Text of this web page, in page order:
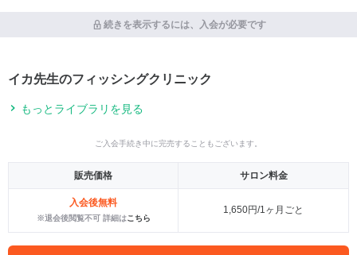
続きを表示するには、入会が必要です
イカ先生のフィッシングクリニック
もっとライブラリを見る
ご入会手続き中に完売することもございます。
販売価格 サロン料金
入会後無料
※退会後閲覧不可 詳細はこちら
1,650円/1ヶ月ごと